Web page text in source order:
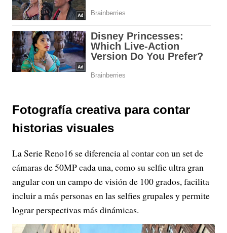
Fotografía creativa para contar
historias visuales
La Serie Reno16 se diferencia al contar con un set de
cámaras de 50MP cada una, como su selfie ultra gran
angular con un campo de visión de 100 grados, facilita
incluir a más personas en las selfies grupales y permite
lograr perspectivas más dinámicas.